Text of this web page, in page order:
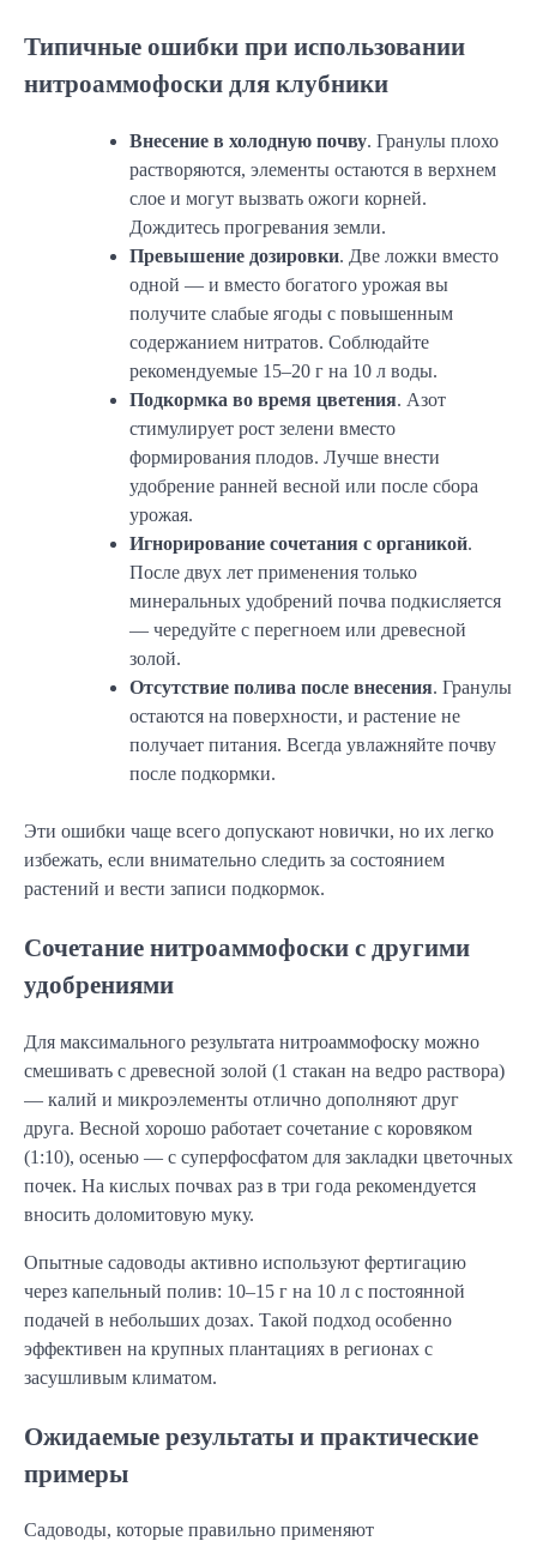
Типичные ошибки при использовании
нитроаммофоски для клубники
Внесение в холодную почву. Гранулы плохо
растворяются, элементы остаются в верхнем
слое и могут вызвать ожоги корней.
Дождитесь прогревания земли.
Превышение дозировки. Две ложки вместо
одной — и вместо богатого урожая вы
получите слабые ягоды с повышенным
содержанием нитратов. Соблюдайте
рекомендуемые 15–20 г на 10 л воды.
Подкормка во время цветения. Азот
стимулирует рост зелени вместо
формирования плодов. Лучше внести
удобрение ранней весной или после сбора
урожая.
Игнорирование сочетания с органикой.
После двух лет применения только
минеральных удобрений почва подкисляется
— чередуйте с перегноем или древесной
золой.
Отсутствие полива после внесения. Гранулы
остаются на поверхности, и растение не
получает питания. Всегда увлажняйте почву
после подкормки.
Эти ошибки чаще всего допускают новички, но их легко
избежать, если внимательно следить за состоянием
растений и вести записи подкормок.
Сочетание нитроаммофоски с другими
удобрениями
Для максимального результата нитроаммофоску можно
смешивать с древесной золой (1 стакан на ведро раствора)
— калий и микроэлементы отлично дополняют друг
друга. Весной хорошо работает сочетание с коровяком
(1:10), осенью — с суперфосфатом для закладки цветочных
почек. На кислых почвах раз в три года рекомендуется
вносить доломитовую муку.
Опытные садоводы активно используют фертигацию
через капельный полив: 10–15 г на 10 л с постоянной
подачей в небольших дозах. Такой подход особенно
эффективен на крупных плантациях в регионах с
засушливым климатом.
Ожидаемые результаты и практические
примеры
Садоводы, которые правильно применяют